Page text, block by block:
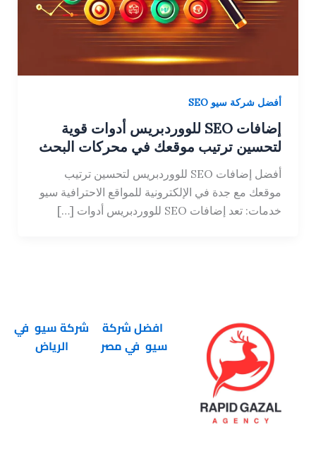
أفضل شركة سيو SEO
إضافات SEO للووردبريس أدوات قوية
لتحسين ترتيب موقعك في محركات البحث
أفضل إضافات SEO للووردبريس لتحسين ترتيب
موقعك مع جدة في الإلكترونية للمواقع الاحترافية سيو
خدمات: تعد إضافات SEO للووردبريس أدوات […]
افضل شركة
سيو في مصر
شركة سيو في
الرياض